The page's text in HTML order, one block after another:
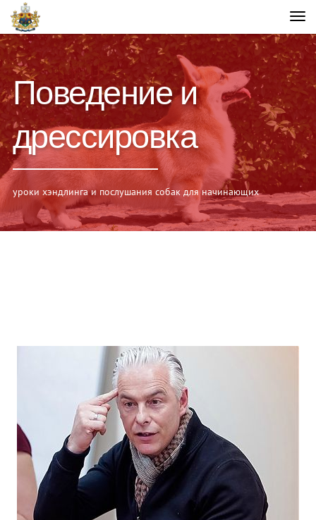
Поведение и
дрессировка
уроки хэндлинга и послушания собак для начинающих